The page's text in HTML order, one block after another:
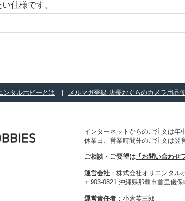
仕様です。
ンタルホビーとは メルマガ登録 店長おぐらのカメラ用品
インターネットからのご注文は年
休業日、営業時間外のご注文は翌
ご相談・ご要望は 『お問い合わせ
運営会社 ：株式会社オリエンタル
〒903-0821 沖縄県那覇市首里儀保
運営責任者 ：小倉英三郎